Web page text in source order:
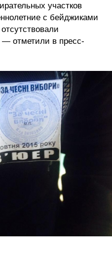
участков
с бейджиками
— отметили в пресс-